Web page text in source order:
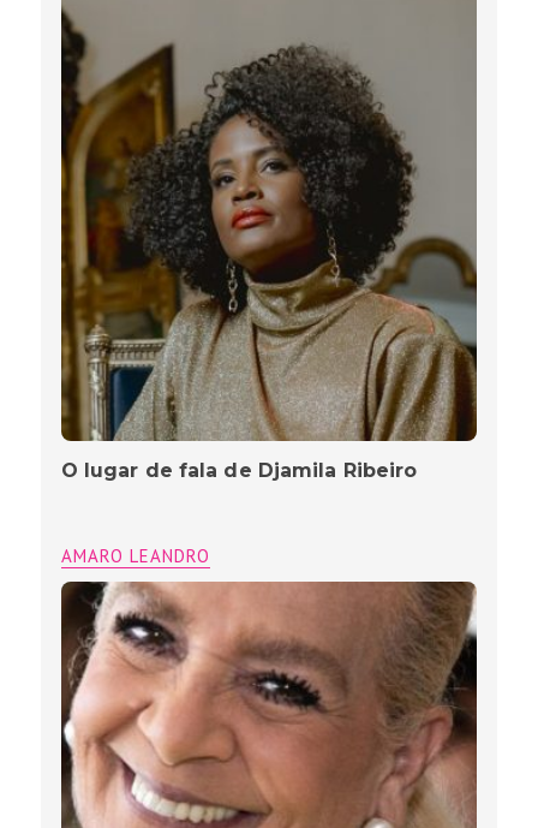
O lugar de fala de Djamila Ribeiro
AMARO LEANDRO